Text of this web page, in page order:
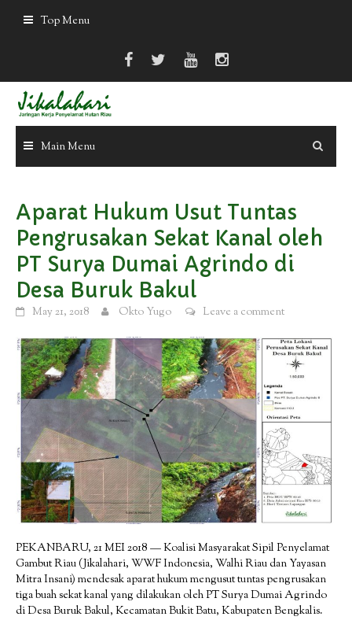
Top Menu
Main Menu
Aparat Hukum Usut Tuntas
Pengrusakan Sekat Kanal oleh
PT Surya Dumai Agrindo di
Desa Buruk Bakul
May 21, 2018 Okto Yugo Leave a comment
PEKANBARU, 21 MEI 2018 — Koalisi Masyarakat Sipil Penyelamat
Gambut Riau (Jikalahari, WWF Indonesia, Walhi Riau dan Yayasan
Mitra Insani) mendesak aparat hukum mengusut tuntas pengrusakan
tiga buah sekat kanal yang dilakukan oleh PT Surya Dumai Agrindo
di Desa Buruk Bakul, Kecamatan Bukit Batu, Kabupaten Bengkalis.